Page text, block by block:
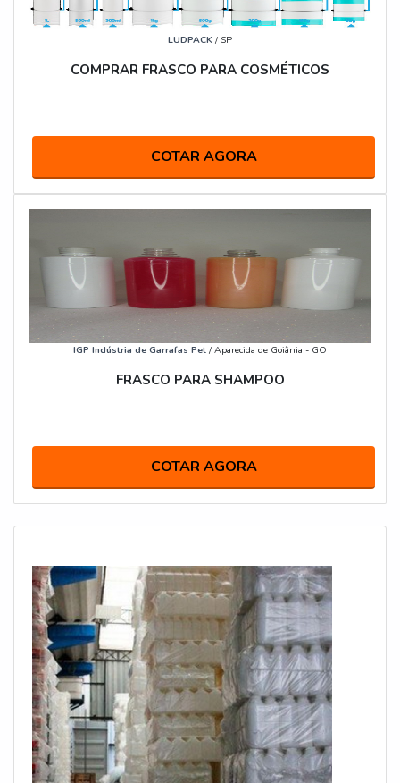
LUDPACK / SP
COMPRAR FRASCO PARA COSMÉTICOS
COTAR AGORA
IGP Indústria de Garrafas Pet / Aparecida de Goiânia - GO
FRASCO PARA SHAMPOO
COTAR AGORA